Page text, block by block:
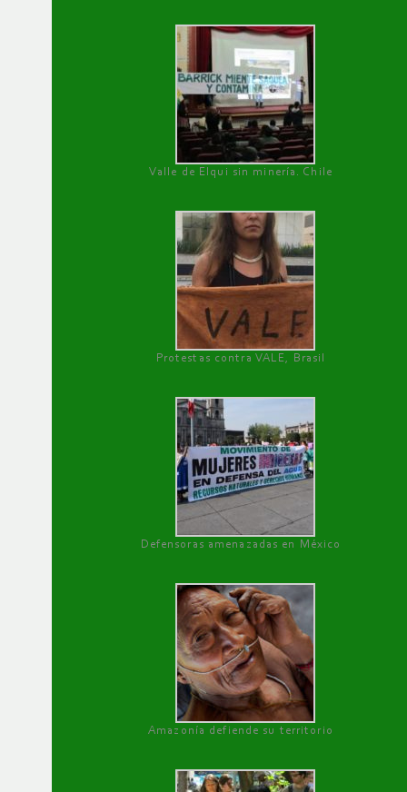
Valle de Elqui sin minería. Chile
Protestas contra VALE, Brasil
Defensoras amenazadas en México
Amazonía defiende su territorio